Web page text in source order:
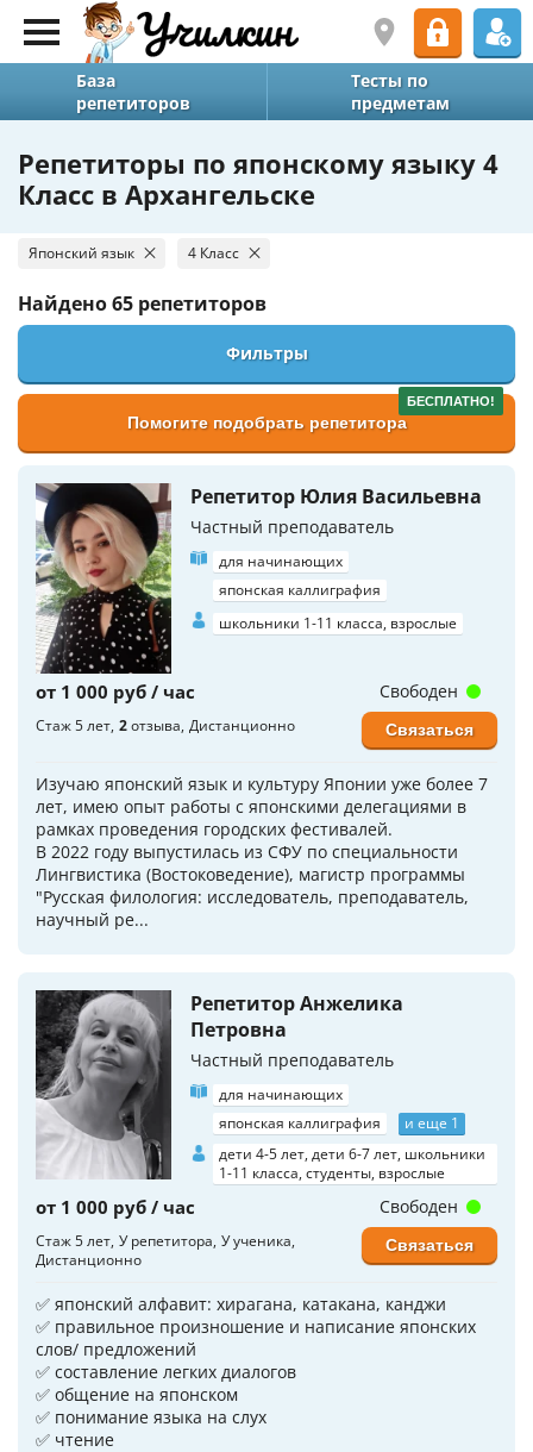
База
репетиторов
Тесты по
предметам
Репетиторы по японскому языку 4
Класс в Архангельске
Японский язык 4 Класс
Найдено65 репетиторов
Фильтры
БЕСПЛАТНО!
Помогите подобрать репетитора
Репетитор Юлия Васильевна
Частный преподаватель
для начинающих
японская каллиграфия
школьники 1-11 класса, взрослые
от 1 000 руб / час
Стаж 5 лет 2отзыва Дистанционно
Изучаю японский язык и культуру Японии уже более 7
лет, имею опыт работы с японскими делегациями в
рамках проведения городских фестивалей.
В 2022 году выпустилась из СФУ по специальности
Лингвистика (Востоковедение), магистр программы
"Русская филология: исследователь, преподаватель,
научный ре...
Свободен
Связаться
Репетитор Анжелика
Петровна
Частный преподаватель
для начинающих
японская каллиграфия
и еще 1
дети 4-5 лет, дети 6-7 лет, школьники
1-11 класса, студенты, взрослые
от 1 000 руб / час
Стаж 5 лет У репетитора У ученика
Дистанционно
✅ японский алфавит: хирагана, катакана, канджи
✅ пpавильное произношение и нaписaние японских
слов/ предложений
✅ составление легких диалогов
✅ общение на японском
✅ понимание языка на слух
✅ чтение
Свободен
Связаться